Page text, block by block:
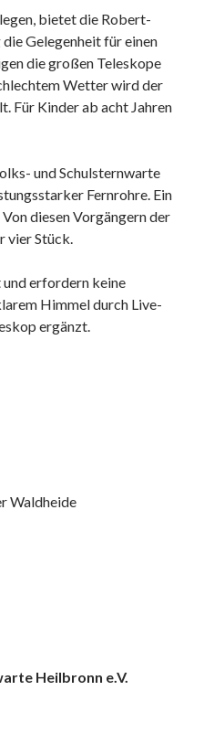
bietet die Robert-
Gelegenheit für einen
die großen Teleskope
Wetter wird der
Für Kinder ab acht Jahren
und Schulsternwarte
Fernrohre. Ein
diesen Vorgängern der
vier Stück.
erfordern keine
Himmel durch Live-
ergänzt.
Waldheide
Heilbronn e.V.
10